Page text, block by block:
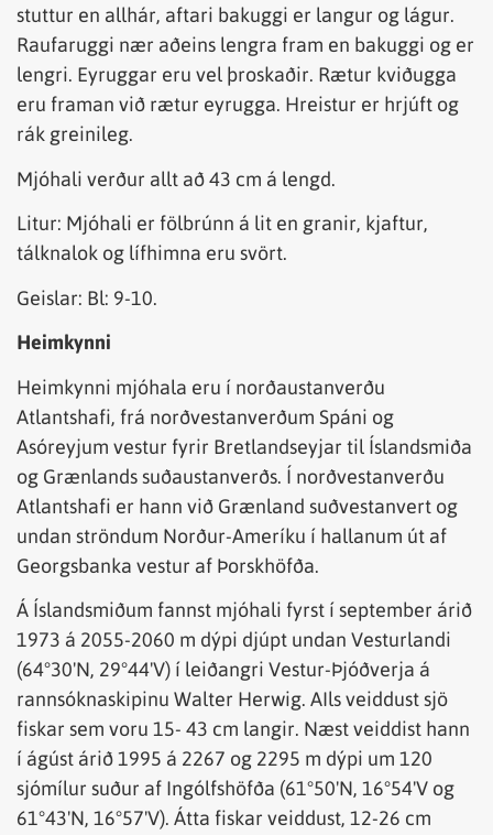
stuttur en allhár, aftari bakuggi er langur og lágur.
Raufaruggi nær aðeins lengra fram en bakuggi og er
lengri. Eyruggar eru vel þroskaðir. Rætur kviðugga
eru framan við rætur eyrugga. Hreistur er hrjúft og
rák greinileg.
Mjóhali verður allt að 43 cm á lengd.
Litur: Mjóhali er fölbrúnn á lit en granir, kjaftur,
tálknalok og lífhimna eru svört.
Geislar: Bl: 9-10.
Heimkynni
Heimkynni mjóhala eru í norðaustanverðu
Atlantshafi, frá norðvestanverðum Spáni og
Asóreyjum vestur fyrir Bretlandseyjar til Íslandsmiða
og Grænlands suðaustanverðs. Í norðvestanverðu
Atlantshafi er hann við Grænland suðvestanvert og
undan ströndum Norður-Ameríku í hallanum út af
Georgsbanka vestur af Þorskhöfða.
Á Íslandsmiðum fannst mjóhali fyrst í september árið
1973 á 2055-2060 m dýpi djúpt undan Vesturlandi
(64°30'N, 29°44'V) í leiðangri Vestur-Þjóðverja á
rannsóknaskipinu Walter Herwig. AIls veiddust sjö
fiskar sem voru 15- 43 cm langir. Næst veiddist hann
í ágúst árið 1995 á 2267 og 2295 m dýpi um 120
sjómílur suður af Ingólfshöfða (61°50'N, 16°54'V og
61°43'N, 16°57'V). Átta fiskar veiddust, 12-26 cm